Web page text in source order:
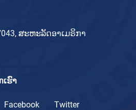
ສະຫະລັດອາເມຣິກາ
ຮົາ
Facebook
Twitter